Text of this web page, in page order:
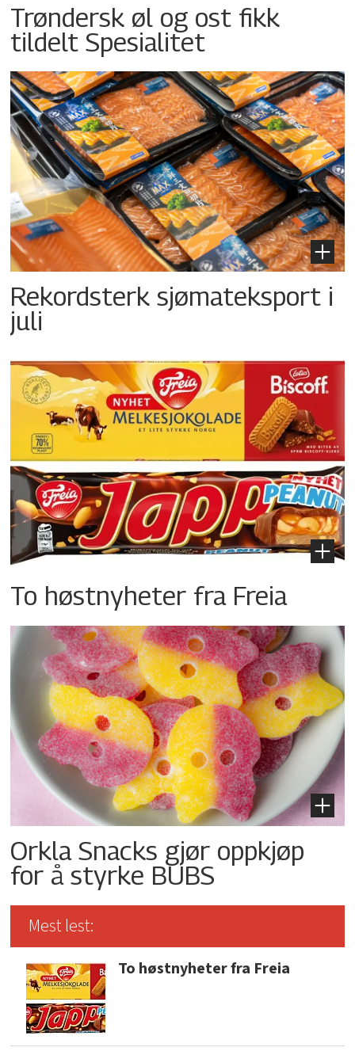
Trøndersk øl og ost fikk
tildelt Spesialitet
Rekordsterk sjømateksport i
juli
To høstnyheter fra Freia
Orkla Snacks gjør oppkjøp
for å styrke BUBS
Mest lest:
To høstnyheter fra Freia